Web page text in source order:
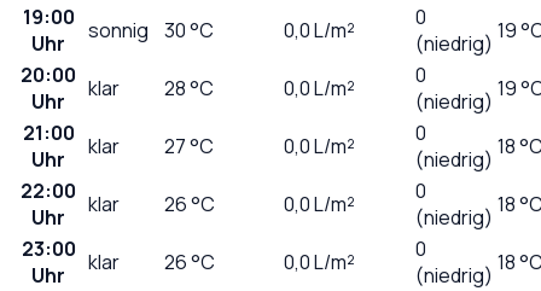
19:00
Uhr
sonnig 30°C 0,0L/m²
0
(niedrig) 19
20:00
Uhr
klar 28°C 0,0L/m²
0
(niedrig) 19
21:00
Uhr
klar 27°C 0,0L/m²
0
(niedrig) 18
22:00
Uhr
klar 26°C 0,0L/m²
0
(niedrig) 18
23:00
Uhr
klar 26°C 0,0L/m²
0
(niedrig) 18